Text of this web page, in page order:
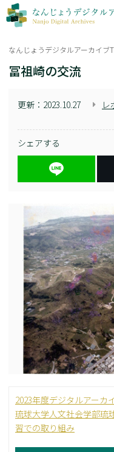
なんじょうデジタルアーカイブ
冨祖崎の交流
更新： 2023.10.27 レ
シェアする
2023年度デジタルアーカ
琉球大学人文社会学部琉
習での取り組み